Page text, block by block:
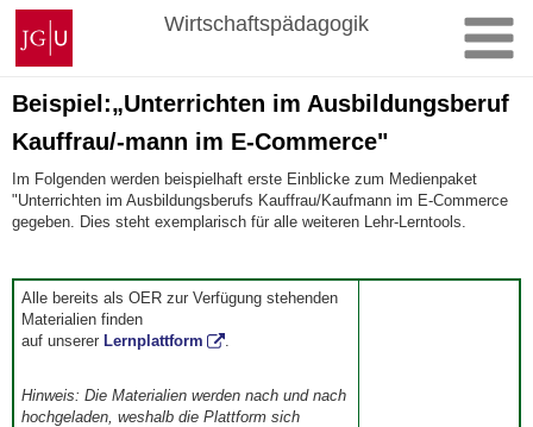
Zum
Inhalt
springen
Johannes
Gutenberg-
Universität
Mainz
Wirtschaftspädagogik
Beispiel:„Unterrichten im Ausbildungsberuf
Kauffrau/-mann im E-Commerce"
Im Folgenden werden beispielhaft erste Einblicke zum Medienpaket
"Unterrichten im Ausbildungsberufs Kauffrau/Kaufmann im E-Commerce
gegeben. Dies steht exemplarisch für alle weiteren Lehr-Lerntools.
Alle bereits als OER zur Verfügung stehenden
Materialien finden
auf unsererLernplattform
Hinweis: Die Materialien werden nach und nach
hochgeladen, weshalb die Plattform sich